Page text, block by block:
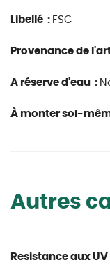
Libellé : FSC
Provenance de
A réserve d'eau :
À monter soi-
Autres
Resistance aux UV